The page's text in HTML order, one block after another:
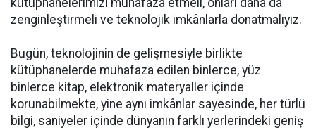
kütüphanelerimizi muhafaza etmeli, onları daha da
zenginleştirmeli ve teknolojik imkânlarla donatmalıyız.
Bugün, teknolojinin de gelişmesiyle birlikte
kütüphanelerde muhafaza edilen binlerce, yüz
binlerce kitap, elektronik materyaller içinde
korunabilmekte, yine aynı imkânlar sayesinde, her türlü
bilgi, saniyeler içinde dünyanın farklı yerlerindeki geniş